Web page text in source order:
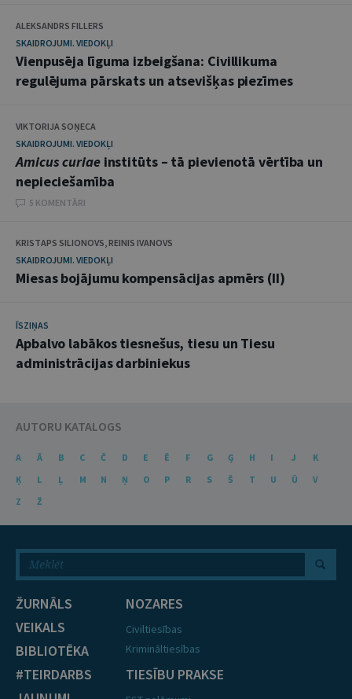
ALEKSANDRS FILLERS
SKAIDROJUMI. VIEDOKĻI
Vienpusēja līguma izbeigšana: Civillikuma
regulējuma pārskats un atsevišķas piezīmes
VIKTORIJA SOŅECA
SKAIDROJUMI. VIEDOKĻI
Amicus curiaeinstitūts – tā pievienotā vērtība un
nepieciešamība
5 KOMENTĀRI
KRISTAPS SILIONOVS, REINIS IVANOVS
SKAIDROJUMI. VIEDOKĻI
Miesas bojājumu kompensācijas apmērs (II)
ĪSZIŅAS
Apbalvo labākos tiesnešus, tiesu un Tiesu
administrācijas darbiniekus
AUTORU KATALOGS
A Ā B C Č D E Ē F G Ģ H I J
K
Ķ
L Ļ M N Ņ O P R S Š T U Ū
V
Z
Ž
ŽURNĀLS
VEIKALS
BIBLIOTĒKA
#TEIRDARBS
NOZARES
Civiltiesības
Krimināltiesības
TIESĪBU PRAKSE